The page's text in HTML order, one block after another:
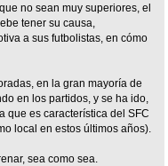
no sean muy superiores, el
tener su causa,
a sus futbolistas, en cómo
en la gran mayoría de
en los partidos, y se ha ido,
que es característica del SFC
local en estos últimos años).
sea como sea.